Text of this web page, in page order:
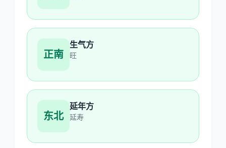
正南
生气方
旺
东北
延年方
延寿